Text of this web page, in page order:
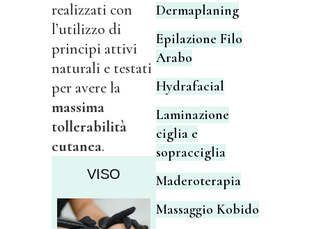
realizzati con
l’utilizzo di
principi attivi
naturali e testati
per avere la
massima
tollerabilità
cutanea.
VISO
Dermaplaning
Epilazione Filo
Arabo
Hydrafacial
Laminazione
ciglia e
sopracciglia
Maderoterapia
Massaggio Kobido